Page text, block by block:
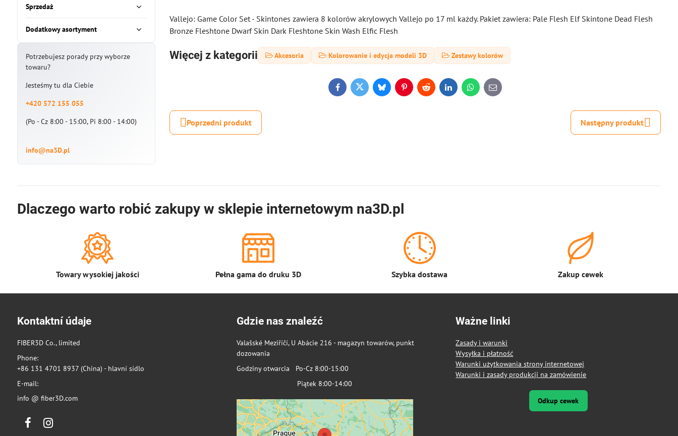
Vallejo: Game Color Set - Skintones zawiera 8 kolorów akrylowych Vallejo po 17 ml każdy. Pakiet zawiera: Pale Flesh Elf Skintone Dead Flesh
Bronze Fleshtone Dwarf Skin Dark Fleshtone Skin Wash Elfic Flesh
Więcej z kategorii Akcesoria Kolorowanie i edycja modeli 3D Zestawy kolorów
FacebookTwitterBlueskyPinterestRedditLinkedInWhatsApp
E-
mail
Poprzedni produkt Następny produkt
Sprzedaż
Dodatkowy asortyment
Potrzebujesz porady przy wyborze
towaru?
Jesteśmy tu dla Ciebie
+420 572 155 055
(Po - Cz 8:00 - 15:00, Pi 8:00 - 14:00)
info@na3D.pl
Dlaczego warto robić zakupy w sklepie internetowym na3D.pl
Towary wysokiej jakości Pełna gama do druku 3D Szybka dostawa Zakup cewek
Kontaktní údaje
FIBER3D Co., limited
Phone:
+86 131 4701 8937 (China) - hlavní sídlo
E-mail:
info @ fiber3D.com
FacebookInstagram
Gdzie nas znaleźć
Valašské Meziříčí, U Abácie 216 - magazyn towarów, punkt
dozowania
Godziny otwarcia Po-Cz 8:00-15:00
Piątek 8:00-14:00
Ważne linki
Zasady i warunki
Wysyłka i płatność
Warunki użytkowania strony internetowej
Warunki i zasady produkcji na zamówienie
Odkup cewek